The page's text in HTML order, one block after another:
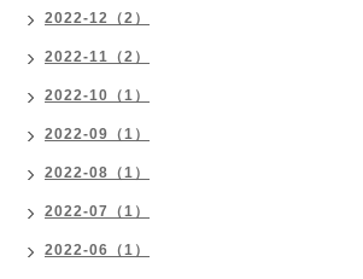
2022-12（2）
2022-11（2）
2022-10（1）
2022-09（1）
2022-08（1）
2022-07（1）
2022-06（1）